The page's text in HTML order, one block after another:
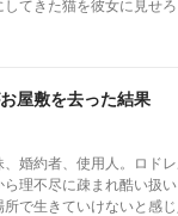
愛ではなく、自分の名を取り戻した
してきた猫を彼女に見せ
リスは、ついに離縁を宣言
領地経営の才は、北方
努力を認められ、大切に
を失った元夫の伯爵家は
、辺境公爵に溺愛さ
しい幸せを選び直す逆転
屋敷を去った結果
婚約者、使用人。ロド
ら理不尽に疎まれ酷い扱
所で生きていけないと感